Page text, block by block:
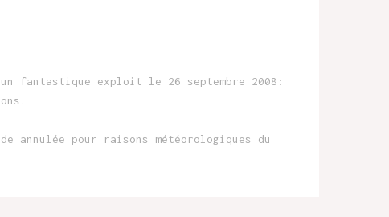
fantastique exploit le 26 septembre 2008:
annulée pour raisons météorologiques du